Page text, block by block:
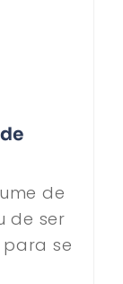
de
de ser
se